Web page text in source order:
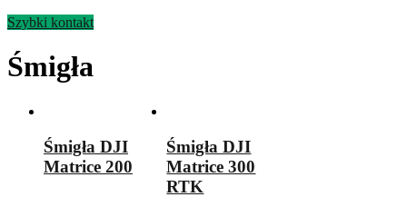
Szybki kontakt
Śmigła
Śmigła DJI
Matrice 200
Śmigła DJI
Matrice 300
RTK